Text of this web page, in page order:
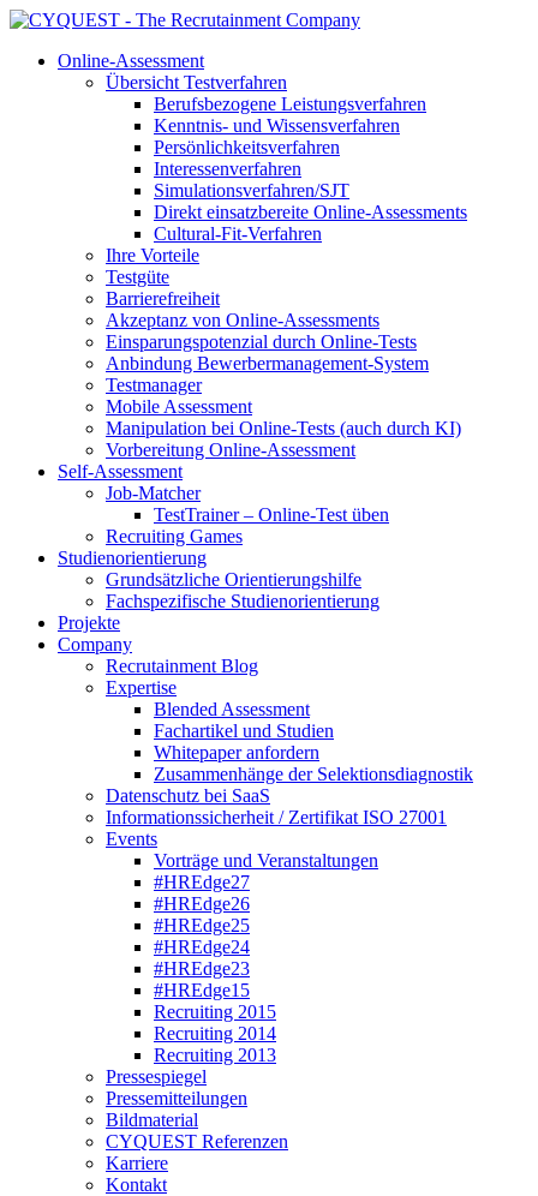
Online-Assessment
Übersicht Testverfahren
Berufsbezogene Leistungsverfahren
Kenntnis- und Wissensverfahren
Persönlichkeitsverfahren
Interessenverfahren
Simulationsverfahren/SJT
Direkt einsatzbereite Online-Assessments
Cultural-Fit-Verfahren
Ihre Vorteile
Testgüte
Barrierefreiheit
Akzeptanz von Online-Assessments
Einsparungspotenzial durch Online-Tests
Anbindung Bewerbermanagement-System
Testmanager
Mobile Assessment
Manipulation bei Online-Tests (auch durch KI)
Vorbereitung Online-Assessment
Self-Assessment
Job-Matcher
TestTrainer – Online-Test üben
Recruiting Games
Studienorientierung
Grundsätzliche Orientierungshilfe
Fachspezifische Studienorientierung
Projekte
Company
Recrutainment Blog
Expertise
Blended Assessment
Fachartikel und Studien
Whitepaper anfordern
Zusammenhänge der Selektionsdiagnostik
Datenschutz bei SaaS
Informationssicherheit / Zertifikat ISO 27001
Events
Vorträge und Veranstaltungen
#HREdge27
#HREdge26
#HREdge25
#HREdge24
#HREdge23
#HREdge15
Recruiting 2015
Recruiting 2014
Recruiting 2013
Pressespiegel
Pressemitteilungen
Bildmaterial
CYQUEST Referenzen
Karriere
Kontakt